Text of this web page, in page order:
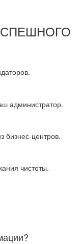
администратор.
бизнес-центров.
чистоты.